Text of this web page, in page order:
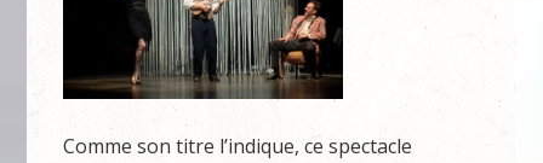
Comme son titre l’indique, ce spectacle